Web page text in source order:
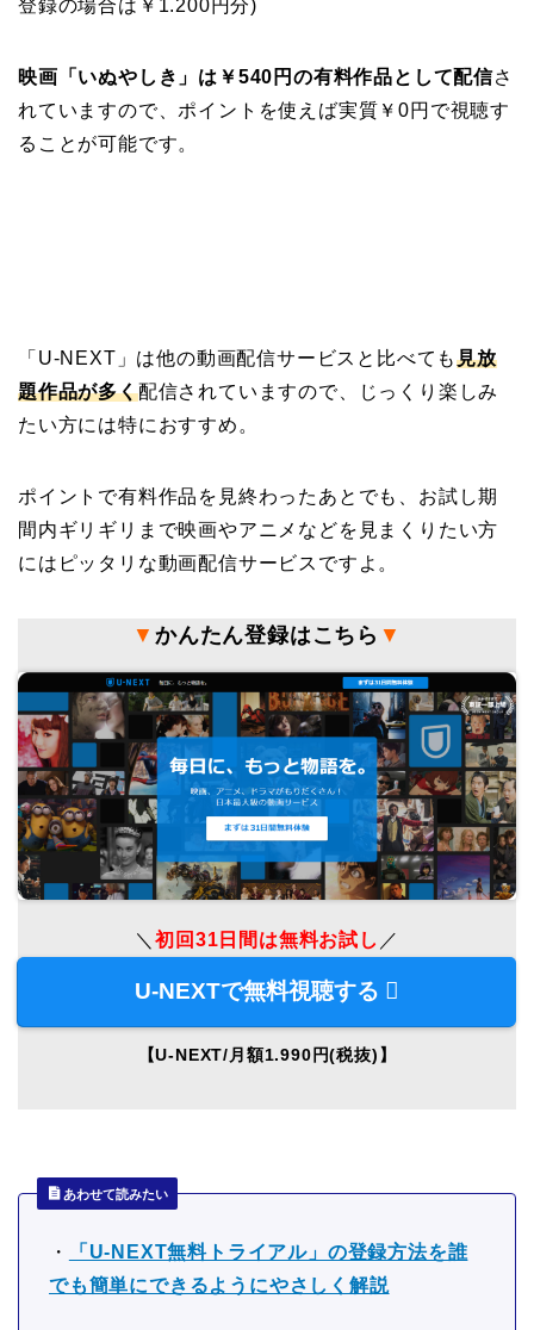
登録の場合は￥1.200円分)
映画「いぬやしき」は￥540円の有料作品として配信さ
れていますので、ポイントを使えば実質￥0円で視聴す
ることが可能です。
「U-NEXT」は他の動画配信サービスと比べても見放
題作品が多く配信されていますので、じっくり楽しみ
たい方には特におすすめ。
ポイントで有料作品を見終わったあとでも、お試し期
間内ギリギリまで映画やアニメなどを見まくりたい方
にはピッタリな動画配信サービスですよ。
▼ かんたん登録はこちら ▼
＼初回31日間は無料お試し ／
U-NEXTで無料視聴する
【U-NEXT/月額1.990円(税抜)】
あわせて読みたい
・
「U-NEXT無料トライアル」の登録方法を誰
でも簡単にできるようにやさしく解説